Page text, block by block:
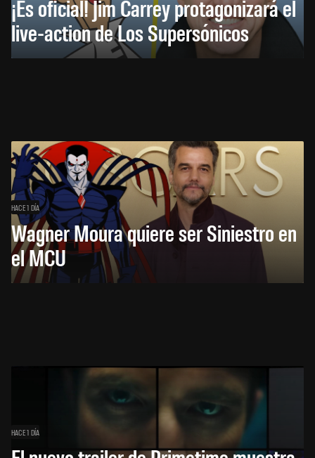
¡Es oficial! Jim Carrey protagonizará el
live-action de Los Supersónicos
HACE 1 DÍA
Wagner Moura quiere ser Siniestro en
el MCU
HACE 1 DÍA